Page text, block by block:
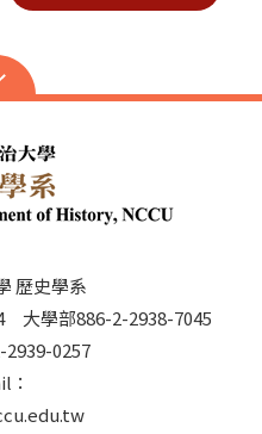
歷史學系
大學部886-2-2938-7045
0257
：